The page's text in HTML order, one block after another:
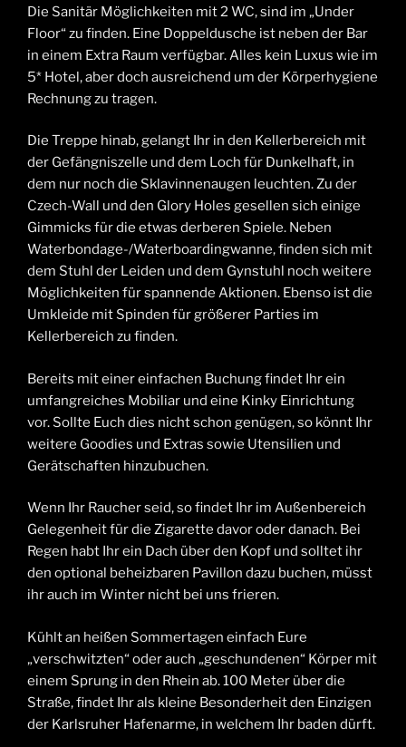
Die Sanitär Möglichkeiten mit 2 WC, sind im „Under
Floor“ zu finden. Eine Doppeldusche ist neben der Bar
in einem Extra Raum verfügbar. Alles kein Luxus wie im
5* Hotel, aber doch ausreichend um der Körperhygiene
Rechnung zu tragen.
Die Treppe hinab, gelangt Ihr in den Kellerbereich mit
der Gefängniszelle und dem Loch für Dunkelhaft, in
dem nur noch die Sklavinnenaugen leuchten. Zu der
Czech-Wall und den Glory Holes gesellen sich einige
Gimmicks für die etwas derberen Spiele. Neben
Waterbondage-/Waterboardingwanne, finden sich mit
dem Stuhl der Leiden und dem Gynstuhl noch weitere
Möglichkeiten für spannende Aktionen. Ebenso ist die
Umkleide mit Spinden für größerer Parties im
Kellerbereich zu finden.
Bereits mit einer einfachen Buchung findet Ihr ein
umfangreiches Mobiliar und eine Kinky Einrichtung
vor. Sollte Euch dies nicht schon genügen, so könnt Ihr
weitere Goodies und Extras sowie Utensilien und
Gerätschaften hinzubuchen.
Wenn Ihr Raucher seid, so findet Ihr im Außenbereich
Gelegenheit für die Zigarette davor oder danach. Bei
Regen habt Ihr ein Dach über den Kopf und solltet ihr
den optional beheizbaren Pavillon dazu buchen, müsst
ihr auch im Winter nicht bei uns frieren.
Kühlt an heißen Sommertagen einfach Eure
„verschwitzten“ oder auch „geschundenen“ Körper mit
einem Sprung in den Rhein ab. 100 Meter über die
Straße, findet Ihr als kleine Besonderheit den Einzigen
der Karlsruher Hafenarme, in welchem Ihr baden dürft.